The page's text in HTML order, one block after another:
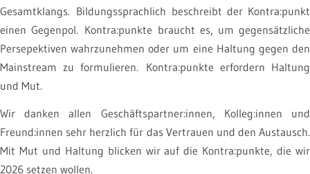
Gesamtklangs. Bildungssprachlich beschreibt der Kontra:punkt
einen Gegenpol. Kontra:punkte braucht es, um gegensätzliche
Persepektiven wahrzunehmen oder um eine Haltung gegen den
Mainstream zu formulieren. Kontra:punkte erfordern Haltung
und Mut.
Wir danken allen Geschäftspartner:innen, Kolleg:innen und
Freund:innen sehr herzlich für das Vertrauen und den Austausch.
Mit Mut und Haltung blicken wir auf die Kontra:punkte, die wir
2026 setzen wollen.